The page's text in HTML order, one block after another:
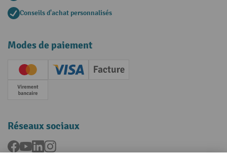
Conseils d'achat personnalisés
Modes de paiement
Creditcard (Master)Creditcard (Visa)
Facture
Paiement anticipé
Réseaux sociaux
Facebook
YouTubeLinkedInInstagram